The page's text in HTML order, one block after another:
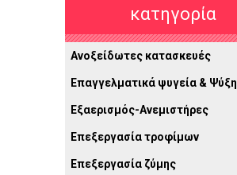
κατηγορία
Ανοξείδωτες κατασκευές
Επαγγελματικά ψυγεία & Ψύξη
Εξαερισμός-Ανεμιστήρες
Επεξεργασία τροφίμων
Επεξεργασία ζύμης